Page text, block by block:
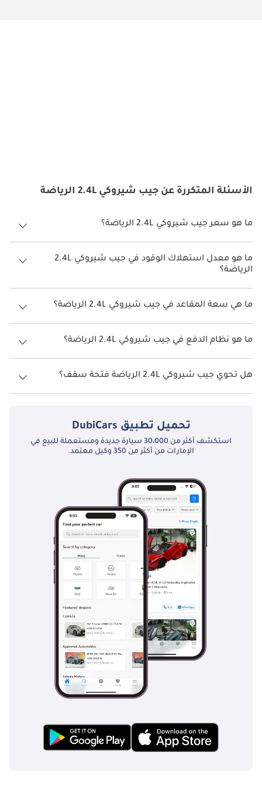
الأسئلة المتكررة عن جيب شيروكي 2.4L الرياضة
ما هو سعر جيب شيروكي 2.4L الرياضة؟
سعر جيب شيروكي 2.4L الرياضة هو درهم 100,000.
ما هو معدل استهلاك الوقود في جيب شيروكي 2.4L
الرياضة؟
يبلغ معدل استهلاك الوقود المقترح من الشركة المصنعة لسيارة جيب
شيروكي 2026 من 9.9 كم/ليتر - 10.9 كم/ليتر.
ما هي سعة المقاعد في جيب شيروكي 2.4L الرياضة؟
تتسع جيب شيروكي 2.4L الرياضة لأ 5 أشخاص.
ما هو نظام الدفع في جيب شيروكي 2.4L الرياضة؟
نظام الدفع في جيب شيروكي All Wheel Drive 2.4L الرياضة.
هل تحوي جيب شيروكي 2.4L الرياضة فتحة سقف؟
نعم توفر جيب شيروكي 2.4L الرياضة فتحة السقف كخيار.
تحميل تطبيق DubiCars
استكشف أكثر من 30،000 سيارة جديدة ومستعملة للبيع في
الإمارات من أكثر من 350 وكيل معتمد.